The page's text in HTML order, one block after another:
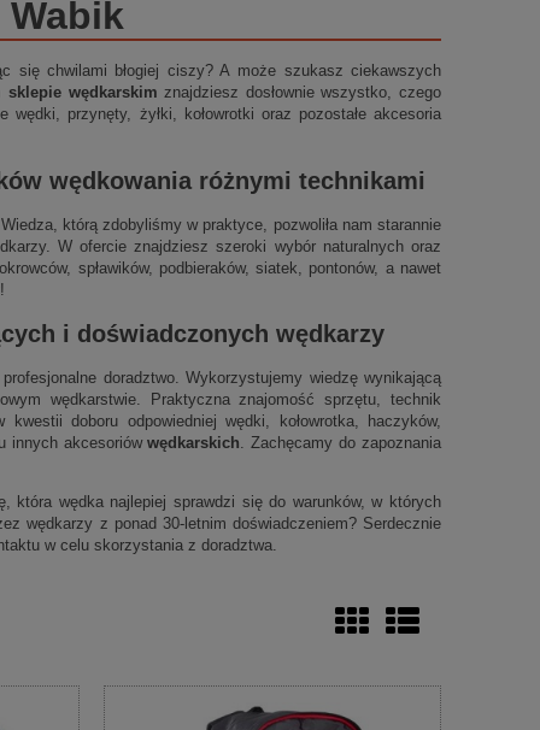
Wabik
się chwilami błogiej ciszy? A może szukasz ciekawszych
sklepie wędkarskim znajdziesz dosłownie wszystko, czego
przynęty, żyłki, kołowrotki oraz pozostałe akcesoria
wędkowania różnymi technikami
którą zdobyliśmy w praktyce, pozwoliła nam starannie
W ofercie znajdziesz szeroki wybór naturalnych oraz
spławików, podbieraków, siatek, pontonów, a nawet
i doświadczonych wędkarzy
doradztwo. Wykorzystujemy wiedzę wynikającą
wędkarstwie. Praktyczna znajomość sprzętu, technik
doboru odpowiedniej wędki, kołowrotka, haczyków,
innych akcesoriówwędkarskich. Zachęcamy do zapoznania
która wędka najlepiej sprawdzi się do warunków, w których
wędkarzy z ponad 30-letnim doświadczeniem? Serdecznie
w celu skorzystania z doradztwa.